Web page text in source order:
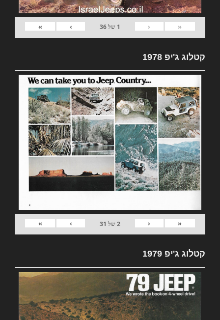
«
‹
1 של36
›
»
קטלוג ג'יפ 1978
«
‹
2של 31
›
»
קטלוג ג'יפ 1979